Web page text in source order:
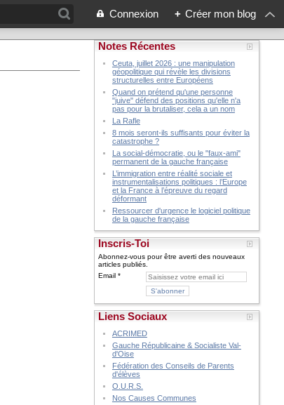
Connexion + Créer mon blog
Notes Récentes
Ceuta, juillet 2026 : une manipulation
géopolitique qui révèle les divisions
structurelles entre Européens
Quand on prétend qu'une personne
"juive" défend des positions qu'elle n'a
pas pour la brutaliser, cela a un nom
La Rafle
8 mois seront-ils suffisants pour éviter la
catastrophe ?
La social-démocratie, ou le "faux-ami"
permanent de la gauche française
L’immigration entre réalité sociale et
instrumentalisations politiques : l’Europe
et la France à l’épreuve du regard
déformant
Ressourcer d'urgence le logiciel politique
de la gauche française
Inscris-Toi
Abonnez-vous pour être averti des nouveaux
articles publiés.
Email
Liens Sociaux
ACRIMED
Gauche Républicaine & Socialiste Val-
d'Oise
Fédération des Conseils de Parents
d'élèves
O.U.R.S.
Nos Causes Communes